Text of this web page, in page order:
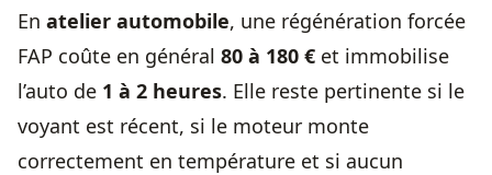
En atelier automobile, une régénération forcée
FAP coûte en général 80 à 180 € et immobilise
l’auto de 1 à 2 heures. Elle reste pertinente si le
voyant est récent, si le moteur monte
correctement en température et si aucun